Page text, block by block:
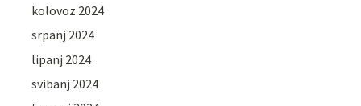
kolovoz 2024
srpanj 2024
lipanj 2024
svibanj 2024